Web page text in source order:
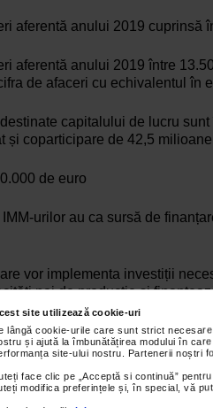
site utilizează cookie-uri
lângă cookie-urile care sunt strict
și ajută la îmbunătățirea modului în
site-ului nostru. Partenerii noștri
face clic pe „Acceptă si continuă”
modifica preferințele și, în special, vă
aferentă anului 2019
aferentă anului 2019 între
de afaceri cu echivalentul
capitalului de lucru
și coparticipare de 42,5
de euro
urilor au ca sursă de
vor implementa investiții
noi de producție și
beneficiarilor care îndeplinesc
desfășurată de minim un